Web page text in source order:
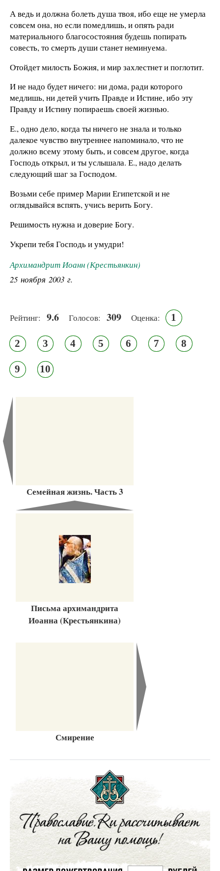
А ведь и должна болеть душа твоя, ибо еще не умерла
совсем она, но если помед­лишь, и опять ради
материального благо­состояния будешь попирать
совесть, то смерть души станет неминуема.
Отойдет милость Божия, и мир захлест­нет и поглотит.
И не надо будет ничего: ни дома, ради которого
медлишь, ни детей учить Правде и Истине, ибо эту
Правду и Истину попи­раешь своей жизнью.
Е., одно дело, когда ты ничего не знала и только
далекое чувство внутреннее на­поминало, что не
должно всему этому быть, и совсем другое, когда
Господь открыл, и ты услышала. Е., надо делать
следующий шаг за Господом.
Возьми себе пример Марии Египетской и не
оглядывайся вспять, учись верить Богу.
Решимость нужна и доверие Богу.
Укрепи тебя Господь и умудри!
Архимандрит Иоанн (Крестьянкин)
25 ноября 2003 г.
Рейтинг: 9.6 Голосов: 309 Оценка: 1
2 3 4 5 6 7 8
9 10
Семейная жизнь. Часть 3
Письма архимандрита
Иоанна (Крестьянкина)
Смирение